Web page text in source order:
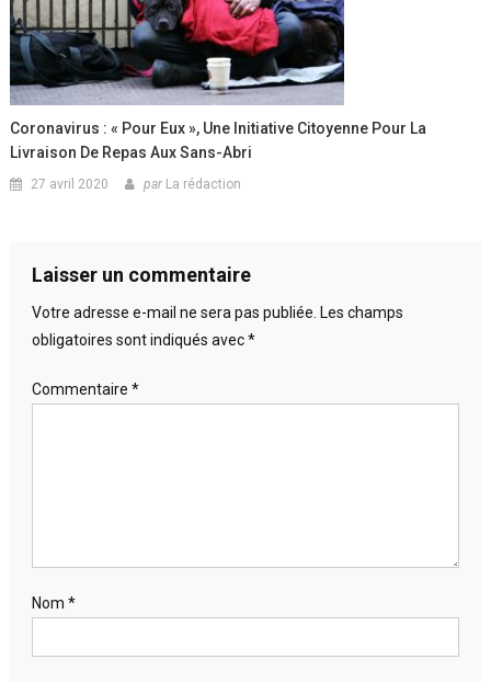
Coronavirus : « Pour Eux », Une Initiative Citoyenne Pour La
Livraison De Repas Aux Sans-Abri
27 avril 2020 par La rédaction
Laisser un commentaire
Votre adresse e-mail ne sera pas publiée. Les champs
obligatoires sont indiqués avec*
Commentaire *
Nom *